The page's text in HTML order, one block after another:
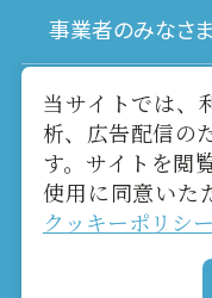
事業者のみなさ
写真ダウンロー
お役立ちリンク
メールマガジ
当サイトでは、
析、広告配信の
す。サイトを閲
使用に同意いた
クッキーポリシー